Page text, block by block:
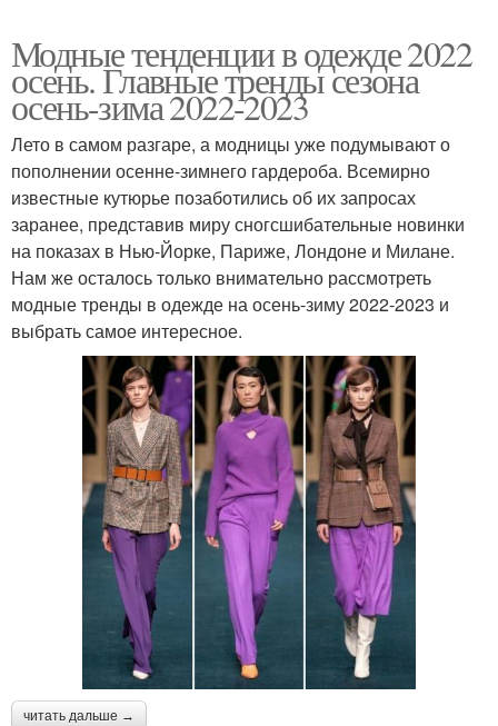
Модные тенденции в одежде 2022
осень. Главные тренды сезона
осень-зима 2022-2023
Лето в самом разгаре, а модницы уже подумывают о
пополнении осенне-зимнего гардероба. Всемирно
известные кутюрье позаботились об их запросах
заранее, представив миру сногсшибательные новинки
на показах в Нью-Йорке, Париже, Лондоне и Милане.
Нам же осталось только внимательно рассмотреть
модные тренды в одежде на осень-зиму 2022-2023 и
выбрать самое интересное.
читать дальше →